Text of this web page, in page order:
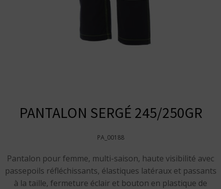
PANTALON SERGÉ 245/250GR
PA_00188
Pantalon pour femme, multi-saison, haute visibilité avec
passepoils réfléchissants, élastiques latéraux et passants
à la taille, fermeture éclair et bouton en plastique de